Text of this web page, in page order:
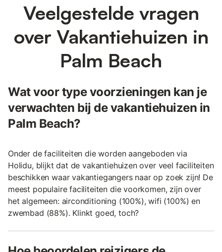
Veelgestelde vragen
over Vakantiehuizen in
Palm Beach
Wat voor type voorzieningen kan je
verwachten bij de vakantiehuizen in
Palm Beach?
Onder de faciliteiten die worden aangeboden via
Holidu, blijkt dat de vakantiehuizen over veel faciliteiten
beschikken waar vakantiegangers naar op zoek zijn! De
meest populaire faciliteiten die voorkomen, zijn over
het algemeen: airconditioning (100%), wifi (100%) en
zwembad (88%). Klinkt goed, toch?